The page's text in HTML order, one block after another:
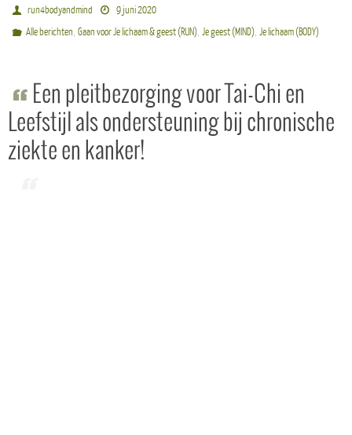
run4bodyandmind
9 juni 2020
Alle berichten,Gaan voor Je lichaam & geest (RUN),Je geest (MIND),Je lichaam (BODY)
Een pleitbezorging voor Tai-Chi en
Leefstijl als ondersteuning bij chronische
ziekte en kanker!